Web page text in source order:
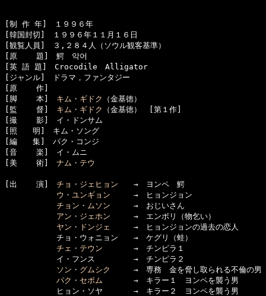
[制 作 年]　１９９６年
[韓国封切]　１９９６年１１月１６日
[観覧人員]　３,２８４人（ソウル観客基準）
[原    題]　鰐　악어
[英 語 題]　Crocodile　Alligator
[ジャンル]　ドラマ，ファンタジー
[原    作]
[脚    本] キム・ギドク
（金基徳）
[監    督] キム・ギドク
（金基徳）　[第１作]
[撮    影]　イ・ドンサム
[照　　明]　キム・ソング
[編　　集]　パク・コンジ
[音    楽]　イ・ムニ
[美    術] ナム・テウ
[出    演] チョ・ジェヒョン →　ヨンペ　鰐
ウ・ユンギョン →　ヒョンジョン
チョン・ムソン →　おじいさん
アン・ジェホン →　エンボリ（物乞い）
ヤン・ドンジェ →　ヒョンジョンの過去の恋人
      　　　チョ・ウォニョン　　→　ケグリ（蛙）
チェ・テウン →　チンピラ１
      　　　イ・フンス　　　　　→　チンピラ２
ソン・グムシク
→　専務　金を脅し取られる不倫の男
パク・セボム →　キラー１　ヨンペを襲う男
      　　　ヒョン・ソヤ　　　　→　キラー２　ヨンペを襲う男